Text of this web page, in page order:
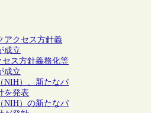
アクセス方針義
成立
ス方針義務化等
成立
NIH）、新たなパ
を発表
NIH）の新たなパ